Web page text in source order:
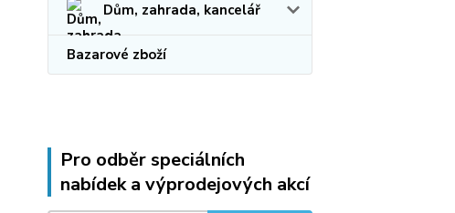
Dům, zahrada, kancelář
Bazarové zboží
Pro odběr speciálních
nabídek a výprodejových akcí